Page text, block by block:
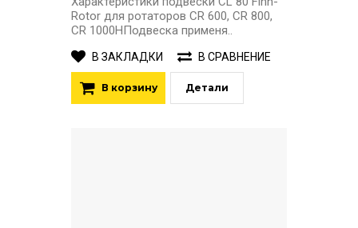
Rotor для ротаторов CR 600, CR 800,
CR 1000HПодвеска применя..
В ЗАКЛАДКИ В СРАВНЕНИЕ
В корзину Детали